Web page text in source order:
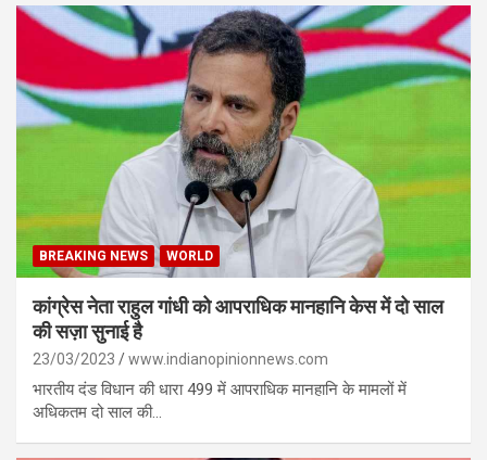
BREAKING NEWS WORLD
कांग्रेस नेता राहुल गांधी को आपराधिक मानहानि केस में दो साल
की सज़ा सुनाई है
23/03/2023 www.indianopinionnews.com
भारतीय दंड विधान की धारा 499 में आपराधिक मानहानि के मामलों में
अधिकतम दो साल की…